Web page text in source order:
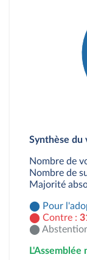
Synthèse du
Nombre de
Nombre de
Majorité
Pour
Contre :
L'Assemblée